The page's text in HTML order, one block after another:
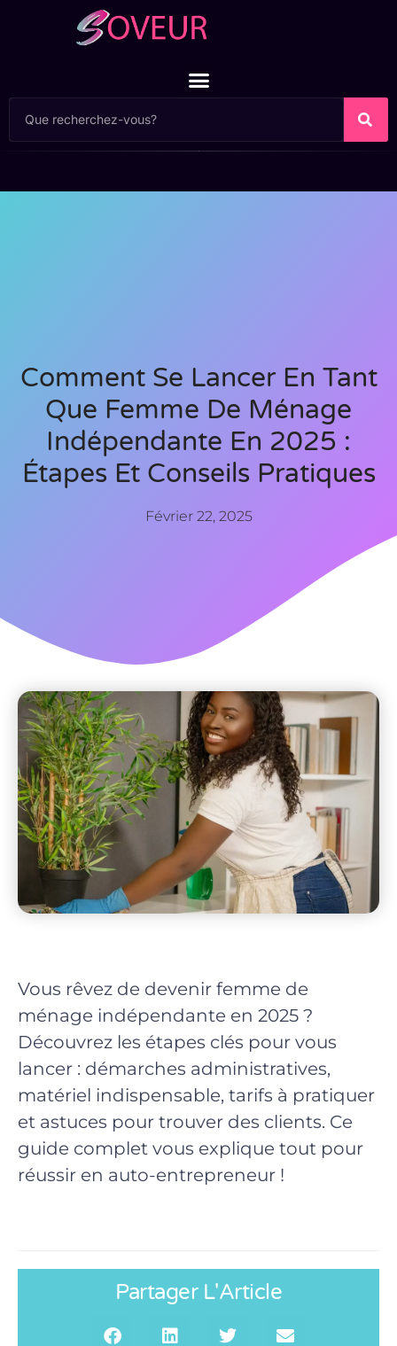
Comment Se Lancer En Tant
Que Femme De Ménage
Indépendante En 2025 :
Étapes Et Conseils Pratiques
Février 22, 2025
Vous rêvez de devenir femme de
ménage indépendante en 2025 ?
Découvrez les étapes clés pour vous
lancer : démarches administratives,
matériel indispensable, tarifs à pratiquer
et astuces pour trouver des clients. Ce
guide complet vous explique tout pour
réussir en auto-entrepreneur !
Partager L'Article